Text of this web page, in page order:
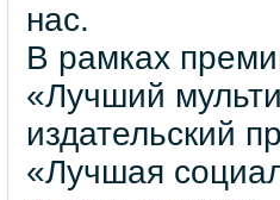
нас.
В рамках
«Лучший
издательский
«Лучшая